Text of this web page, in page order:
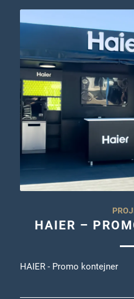
HAIER –
HAIER - Promo kontejner